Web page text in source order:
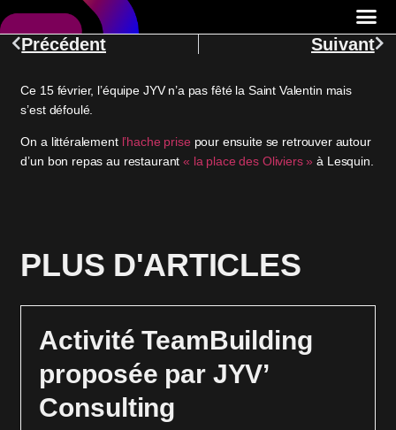
Précédent Suivant
Ce 15 février, l’équipe JYV n’a pas fêté la Saint Valentin mais
s’est défoulé.
On a littéralement l’hache prise pour ensuite se retrouver autour
d’un bon repas au restaurant« la place des Oliviers » à Lesquin.
PLUS D'ARTICLES
Activité TeamBuilding
proposée par JYV’
Consulting